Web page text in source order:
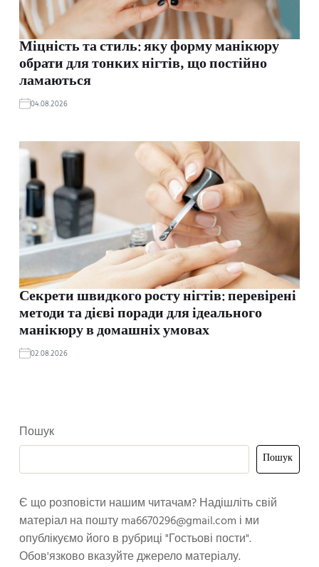
Міцність та стиль: яку форму манікюру
обрати для тонких нігтів, що постійно
ламаються
04.08.2026
Секрети швидкого росту нігтів: перевірені
методи та дієві поради для ідеального
манікюру в домашніх умовах
02.08.2026
Пошук
Пошук
Є що розповісти нашим читачам? Надішліть свій
матеріал на поштуma6670296@gmail.com і ми
опублікуємо його в рубриці "Гостьові пости".
Обов'язково вказуйте джерело матеріалу.